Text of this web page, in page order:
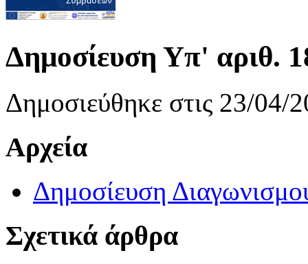
Δημοσίευση Υπ' αριθ.
Δημοσιεύθηκε στις 23/04/
Αρχεία
Δημοσίευση
Σχετικά άρθρα